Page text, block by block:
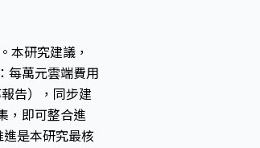
本研究建議，
每萬元雲端費用
告），同步建
，即可整合進
是本研究最核